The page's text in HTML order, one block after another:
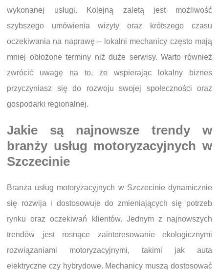
wykonanej usługi. Kolejną zaletą jest możliwość
szybszego umówienia wizyty oraz krótszego czasu
oczekiwania na naprawę – lokalni mechanicy często mają
mniej obłożone terminy niż duże serwisy. Warto również
zwrócić uwagę na to, że wspierając lokalny biznes
przyczyniasz się do rozwoju swojej społeczności oraz
gospodarki regionalnej.
Jakie są najnowsze trendy w
branży usług motoryzacyjnych w
Szczecinie
Branża usług motoryzacyjnych w Szczecinie dynamicznie
się rozwija i dostosowuje do zmieniających się potrzeb
rynku oraz oczekiwań klientów. Jednym z najnowszych
trendów jest rosnące zainteresowanie ekologicznymi
rozwiązaniami motoryzacyjnymi, takimi jak auta
elektryczne czy hybrydowe. Mechanicy muszą dostosować